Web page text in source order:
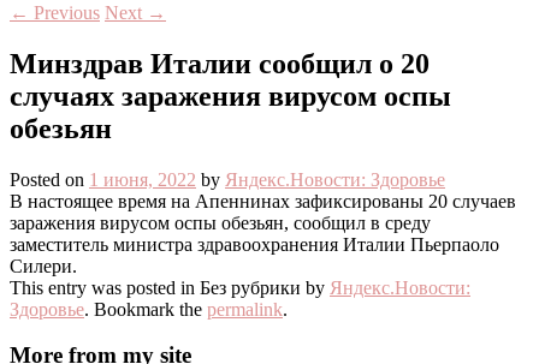
← Previous Next →
Минздрав Италии сообщил о 20
случаях заражения вирусом оспы
обезьян
Posted on 1 июня, 2022 by Яндекс.Новости: Здоровье
В настоящее время на Апеннинах зафиксированы 20 случаев
заражения вирусом оспы обезьян, сообщил в среду
заместитель министра здравоохранения Италии Пьерпаоло
Силери.
This entry was posted in Без рубрики by Яндекс.Новости:
Здоровье. Bookmark the permalink.
More from my site